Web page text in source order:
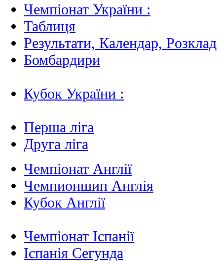
Чемпіонат України :
Таблиця
Результати, Календар, Poзклад
Бомбардири
Кубок України :
Перша ліга
Друга ліга
Чемпіонат Англії
Чемпионшип Англія
Кубок Англії
Чемпіонат Іспанії
Іспанія Сегунда